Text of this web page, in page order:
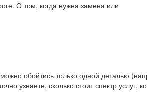
О том, когда нужна замена или
обойтись только одной деталью
узнаете, сколько стоит спектр услуг,